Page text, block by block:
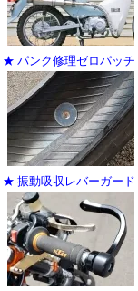
★ パンク修理ゼロパッチ
★ 振動吸収レバーガード